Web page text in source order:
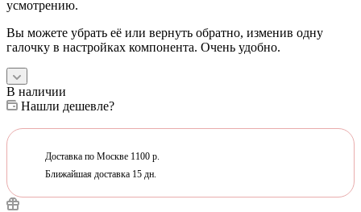
усмотрению.
Вы можете убрать её или вернуть обратно, изменив одну
галочку в настройках компонента. Очень удобно.
В наличии
Нашли дешевле?
Доставка по Москве 1100 р.
Ближайшая доставка 15 дн.